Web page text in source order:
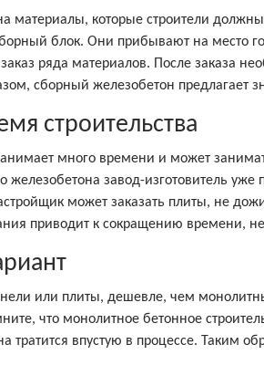
материалы, которые строители
блок. Они прибывают на место
ряда материалов. После заказа
сборный железобетон предлагает
строительства
много времени и может
железобетона завод-изготовитель
может заказать плиты, не
приводит к сокращению времени,
или плиты, дешевле, чем
что монолитное бетонное
тратится впустую в процессе. Таким